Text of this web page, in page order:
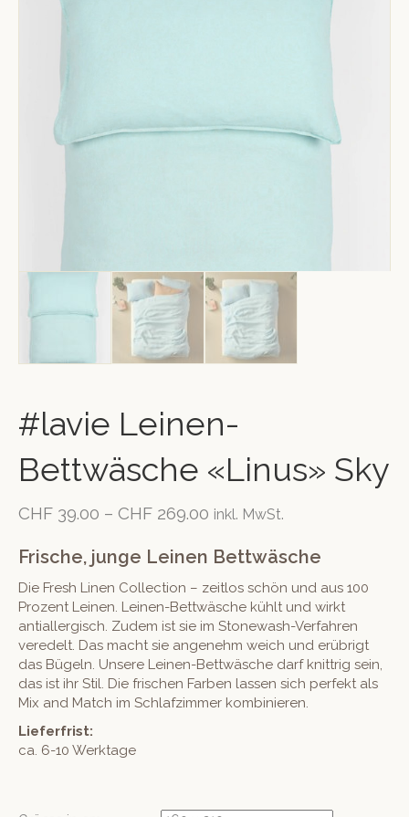
#lavie Leinen-
Bettwäsche «Linus» Sky
CHF 39.00 – CHF 269.00 inkl. MwSt.
Frische, junge Leinen Bettwäsche
Die Fresh Linen Collection – zeitlos schön und aus 100
Prozent Leinen. Leinen-Bettwäsche kühlt und wirkt
antiallergisch. Zudem ist sie im Stonewash-Verfahren
veredelt. Das macht sie angenehm weich und erübrigt
das Bügeln. Unsere Leinen-Bettwäsche darf knittrig sein,
das ist ihr Stil. Die frischen Farben lassen sich perfekt als
Mix and Match im Schlafzimmer kombinieren.
Lieferfrist:
ca. 6-10 Werktage